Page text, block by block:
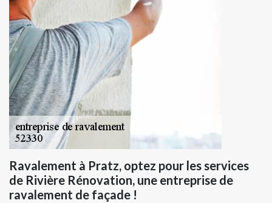
Ravalement à Pratz, optez pour les services
de Rivière Rénovation, une entreprise de
ravalement de façade !